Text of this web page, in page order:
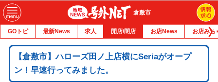
倉敷市
GOトピ 最新News 求人 開店/閉店 お店News お店みち
【倉敷市】ハローズ田ノ上店横にSeriaがオープ
ン！早速行ってみました。